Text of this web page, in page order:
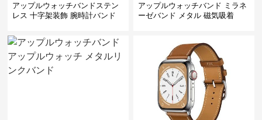
アップルウォッチバンドステン
レス 十字架装飾 腕時計バンド
アップルウォッチバンド ミラネ
ーゼバンド メタル 磁気吸着